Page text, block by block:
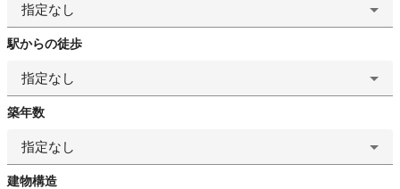
指定なし
駅からの徒歩
指定なし
築年数
指定なし
建物構造